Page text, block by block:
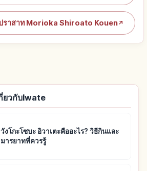
ราสาท Morioka Shiroato Kouen↗
ยวกับIwate
วังโกะโซบะ อิวาเตะคืออะไร? วิธีกินและ
มารยาทที่ควรรู้